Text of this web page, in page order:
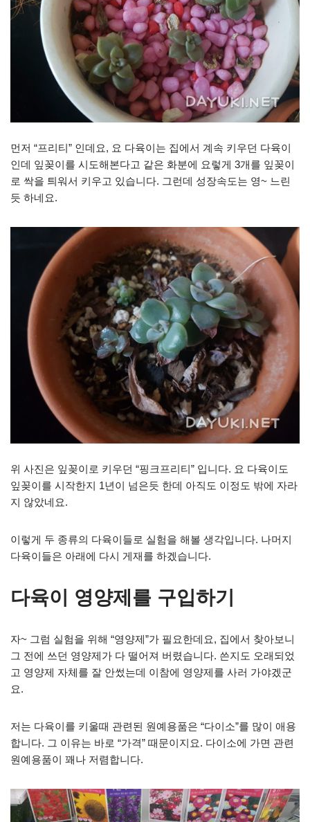
먼저 “프리티” 인데요, 요 다육이는 집에서 계속 키우던 다육이
인데 잎꽂이를 시도해본다고 같은 화분에 요렇게 3개를 잎꽂이
로 싹을 틔워서 키우고 있습니다. 그런데 성장속도는 영~ 느린
듯 하네요.
위 사진은 잎꽂이로 키우던 “핑크프리티” 입니다. 요 다육이도
잎꽂이를 시작한지 1년이 넘은듯 한데 아직도 이정도 밖에 자라
지 않았네요.
이렇게 두 종류의 다육이들로 실험을 해볼 생각입니다. 나머지
다육이들은 아래에 다시 게재를 하겠습니다.
다육이 영양제를 구입하기
자~ 그럼 실험을 위해 “영양제”가 필요한데요, 집에서 찾아보니
그 전에 쓰던 영양제가 다 떨어져 버렸습니다. 쓴지도 오래되었
고 영양제 자체를 잘 안썼는데 이참에 영양제를 사러 가야겠군
요.
저는 다육이를 키울때 관련된 원예용품은 “다이소”를 많이 애용
합니다. 그 이유는 바로 “가격” 때문이지요. 다이소에 가면 관련
원예용품이 꽤나 저렴합니다.